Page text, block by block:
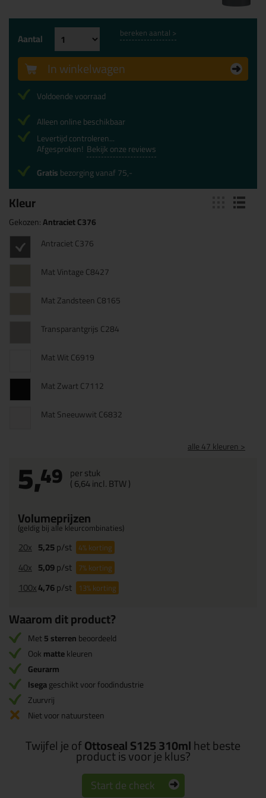
Kleur
Gekozen:Antraciet C376
Antraciet C376
Mat Vintage C8427
Mat Zandsteen C8165
Transparantgrijs C284
Mat Wit C6919
Mat Zwart C7112
Mat Sneeuwwit C6832
alle 47 kleuren >
5,49 per stuk
(6,64incl. BTW )
Volumeprijzen
(geldig bij alle kleurcombinaties)
20x 5,25p/st 4%korting
40x 5,09p/st 7%korting
100x4,76p/st 13%korting
Aantal bereken aantal >
In winkelwagen
Voldoende voorraad
Alleen online beschikbaar
Levertijd controleren...
Afgesproken! Bekijk onze reviews
Gratisbezorging vanaf 75,-
Waarom dit product?
Met5 sterrenbeoordeeld
Ookmattekleuren
Geurarm
Isegageschikt voor foodindustrie
Zuurvrij
Niet voor natuursteen
Twijfel je ofOttoseal S125 310mlhet beste
product is voor je klus?
Start de check